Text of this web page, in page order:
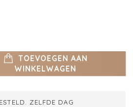
TOEVOEGEN AAN
WINKELWAGEN
ZELFDE DAG